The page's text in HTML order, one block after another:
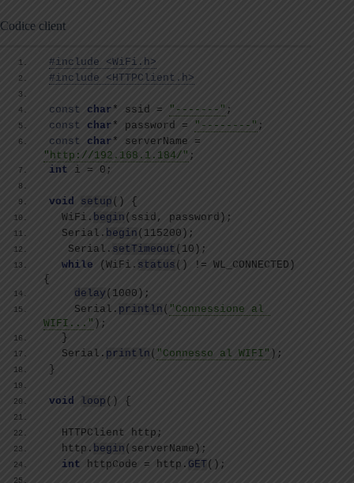
Codice client
#include <WiFi.h>
#include <HTTPClient.h>
const char * ssid = "-------" ;
const char * password = "--------" ;
const char
"http://192.168.1.184/" ;
int i = 0;
void setup ()
{
  WiFi.
begin ( ssid, password ) ;
  Serial.
begin ( 115200 ) ;
   Serial.
setTimeout ( 10 ) ;
while
(WiFi. status () != WL_CONNECTED )
{
delay ( 1000 ) ;
    Serial.
println ( "Connessione al
WIFI..." ) ;
}
  Serial.
println ( "Connesso al WIFI" ) ;
}
void loop () {
  HTTPClient http;
  http.
begin ( serverName ) ;
int httpCode = http. GET() ;